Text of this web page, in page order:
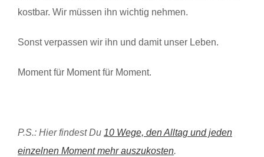
kostbar. Wir müssen ihn wichtig nehmen.
Sonst verpassen wir ihn und damit unser Leben.
Moment für Moment für Moment.
P.S.: Hier findest Du 10 Wege, den Alltag und jeden
einzelnen Moment mehr auszukosten.